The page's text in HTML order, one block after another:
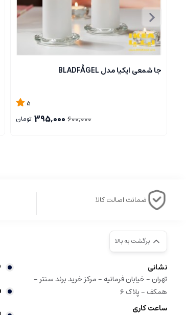
جا شمعی ایکیا مدل BLADFÅGEL
5
600,000
395,000 تومان
ضمانت اصالت کالا
برگشت به بالا
نشانی
تهران - خیابان فرمانیه - مرکز خرید برند سنتر -
همکف - پلاک ۶
ساعت کاری